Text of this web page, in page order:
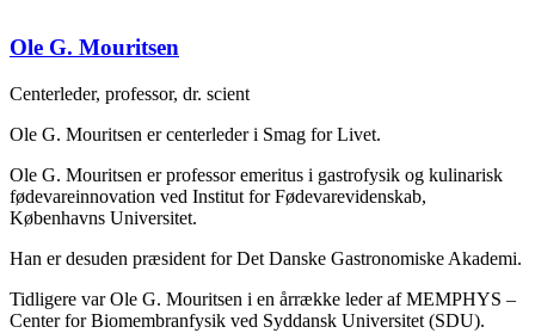
Ole G. Mouritsen
Centerleder, professor, dr. scient
Ole G. Mouritsen er centerleder i Smag for Livet.
Ole G. Mouritsen er professor emeritus i gastrofysik og kulinarisk
fødevareinnovation ved Institut for Fødevarevidenskab,
Københavns Universitet.
Han er desuden præsident for Det Danske Gastronomiske Akademi.
Tidligere var Ole G. Mouritsen i en årrække leder af MEMPHYS –
Center for Biomembranfysik ved Syddansk Universitet (SDU).